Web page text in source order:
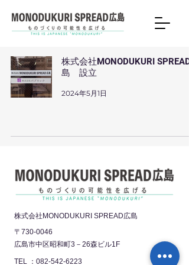
株式会社MONODUKURI SPREAD
島 設立
2024年5月1日
株式会社MONODUKURI SPREAD広島
〒730-0046
広島市中区昭和町3－26森ビル1F
TEL ： 082-542-6223